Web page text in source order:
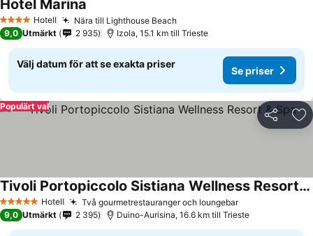
4 StjärnorHotell Nära till Lighthouse BeachSe priser
Hotel Marina
9,0 Utmärkt 2 935 Izola, 15.1 km till Trieste
Välj datum för att se exakta priser
Se priser
Dela
Populärt val
5 Stjärnor Hotell Två gourmetrestauranger och loungebarSe priser
Tivoli Portopiccolo Sistiana Wellness Resort & Spa
Se priser
9,0 Utmärkt 2 395 Duino-Aurisina, 16.6 km till Trieste